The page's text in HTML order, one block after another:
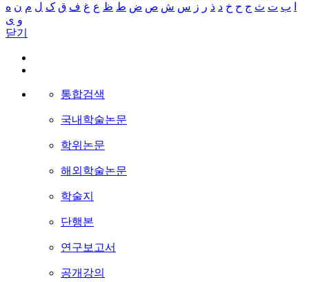
ب ت ث ج ح خ د ذ ر ز س ش ص ض ط ظ ع غ ف ق ک ل م ن ه
و ی
닫기
통합검색
국내학술논문
학위논문
해외학술논문
학술지
단행본
연구보고서
공개강의